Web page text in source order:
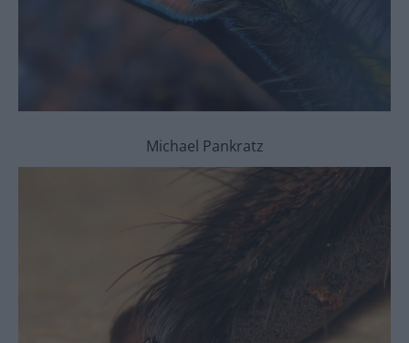
Michael Pankratz